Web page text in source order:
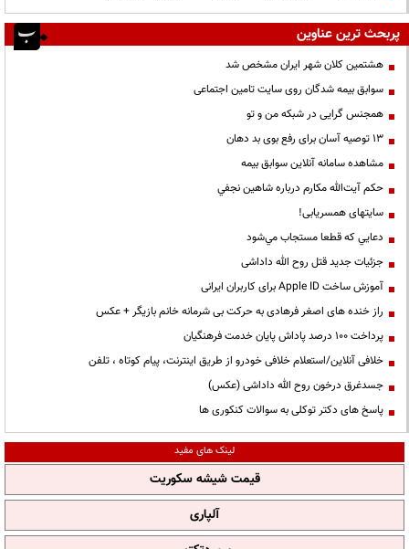
پربحث ترین عناوین
هشتمین کلان شهر ایران مشخص شد
سوابق بیمه شدگان روی سایت تامین اجتماعی
همجنس گرایی در شبکه من و تو
13 توصیه آسان برای رفع بوی بد دهان
مشاهده سامانه آنلاين سوابق بیمه
حكم آيت‌الله مكارم درباره شاهين نجفي
سایتهای همسریابی!
دعايي كه قطعا مستجاب مي‌شود
جزئیات جدید قتل روح الله داداشی
آموزش ساخت Apple ID برای کاربران ایرانی
راز خنده های اصغر فرهادی به حرکت بی شرمانه خانم بازیگر + عکس
پرداخت ۱۰۰ درصد پاداش پایان خدمت فرهنگیان
خلافی آنلاین/استعلام خلافی خودرو از طریق اینترنت، پیام کوتاه ، تلفن
جسدغرق درخون روح الله داداشی (عکس)
پاسخ های دکتر توکلی به سوالات کنکوری ها
لینک های مفید
قیمت شیشه سکوریت
آلپاری